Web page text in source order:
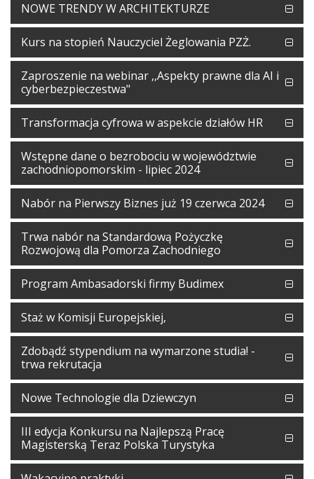
NOWE TRENDY W ARCHITEKTURZE
Kurs na stopień Nauczyciel Żeglowania PZŻ.
Zaproszenie na webinar ,,Aspekty prawne dla AI i
cyberbezpieczestwa"
Transformacja cyfrowa w aspekcie działów HR
Wstępne dane o bezrobociu w województwie
zachodniopomorskim - lipiec 2024
Nabór na Pierwszy Biznes już 19 czerwca 2024
Trwa nabór na Standardową Pożyczkę
Rozwojową dla Pomorza Zachodniego
Program Ambasadorski firmy Budimex
Staż w Komisji Europejskiej,
Zdobądź stypendium na wymarzone studia! -
trwa rekrutacja
Nowe Technologie dla Dziewczyn
III edycja Konkursu na Najlepszą Pracę
Magisterską Teraz Polska Turystyka